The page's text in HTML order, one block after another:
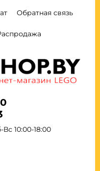
Обратная связь
10:00-18:00